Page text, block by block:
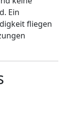
Ein
fliegen